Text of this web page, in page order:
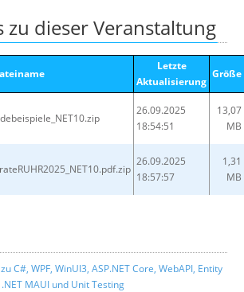
zu dieser Veranstaltung
Letzte
Aktualisierung
Größe
26.09.2025
18:54:51
13,07
MB
26.09.2025
18:57:57
1,31
MB
C#, WPF, WinUI3, ASP.NET Core, WebAPI, Entity
MAUI und Unit Testing